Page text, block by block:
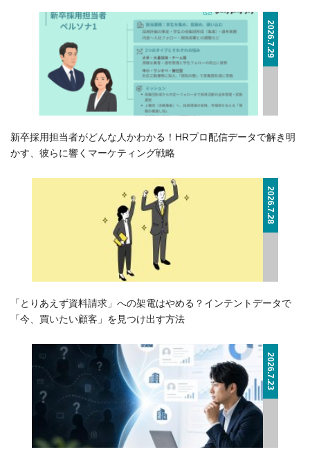
2026.7.29
新卒採用担当者がどんな人かわかる！HRプロ配信データで解き明
かす、彼らに響くマーケティング戦略
2026.7.28
「とりあえず資料請求」への架電はやめる？インテントデータで
「今、買いたい顧客」を見つけ出す方法
2026.7.23